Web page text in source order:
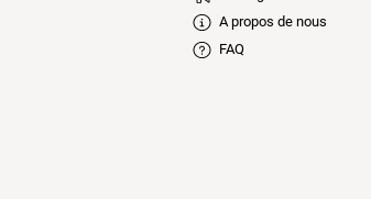
A propos de nous
FAQ